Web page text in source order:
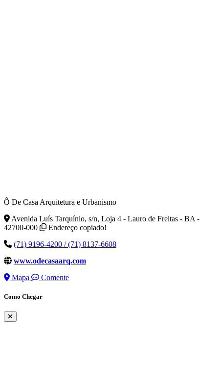
Ô De Casa Arquitetura e Urbanismo
Avenida Luís Tarquínio, s/n, Loja 4 - Lauro de Freitas - BA -
42700-000
Endereço copiado!
(71) 9196-4200 / (71) 8137-6608
www.odecasaarq.com
Mapa
Comente
Como Chegar